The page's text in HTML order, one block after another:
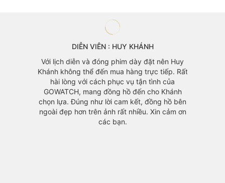
DIỄN VIÊN : HUY KHÁNH
Với lịch diễn và đóng phim dày đặt nên Huy
Khánh không thể đến mua hàng trực tiếp. Rất
hài lòng với cách phục vụ tận tình của
GOWATCH, mang đồng hồ đến cho Khánh
chọn lựa. Đúng như lời cam kết, đồng hồ bên
ngoài đẹp hơn trên ảnh rất nhiều. Xin cảm ơn
các bạn.